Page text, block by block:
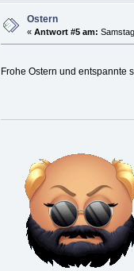
Ostern
« Antwort #5 am:
Frohe Ostern und entspannte